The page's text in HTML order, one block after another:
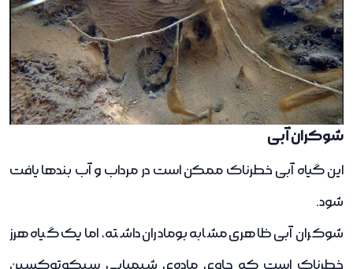
شوکران آبی
این گیاه آبی خطرناک ممکن است در مرداب و آب بند‌ها یافت
شود.
شوکران آبی ظاهری مشابه بومادران داشته، اما یک گیاه هرز